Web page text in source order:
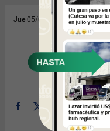
Jue 05/05/2011